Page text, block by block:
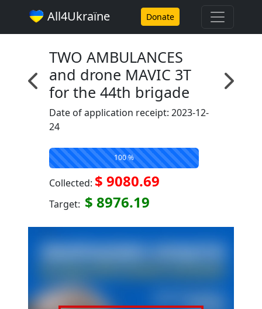
All4Ukraїne Donate
TWO AMBULANCES
and drone MAVIC 3T
for the 44th brigade
Date of application receipt: 2023-12-
24
100 %
Collected: $ 9080.69
Target: $ 8976.19